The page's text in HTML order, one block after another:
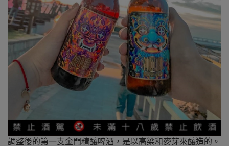
調整後的第一支金門精釀啤酒，是以高梁和麥芽來釀造的。